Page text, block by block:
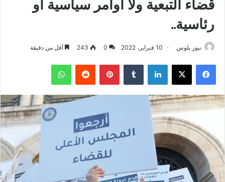
قضاء التبعية ولا أوامر سياسية أو
رئاسية..
نيوز بلوس 10 فبراير، 2022 0
243 أقل من دقيقة
فيسبوك X لينكدإن بينتيريست واتساب